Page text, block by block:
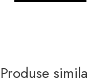
Produse